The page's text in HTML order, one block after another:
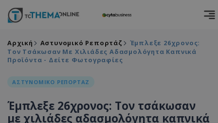
Αρχική Αστυνομικό Ρεπορτάζ
Έμπλεξε 26χρονος:
Τον Τσάκωσαν Με Χιλιάδες Αδασμολόγητα Καπνικά
Προϊόντα - Δείτε Φωτογραφίες
ΑΣΤΥΝΟΜΙΚΟ ΡΕΠΟΡΤΑΖ
Έμπλεξε 26χρονος: Τον τσάκωσαν
με χιλιάδες αδασμολόγητα καπνικά